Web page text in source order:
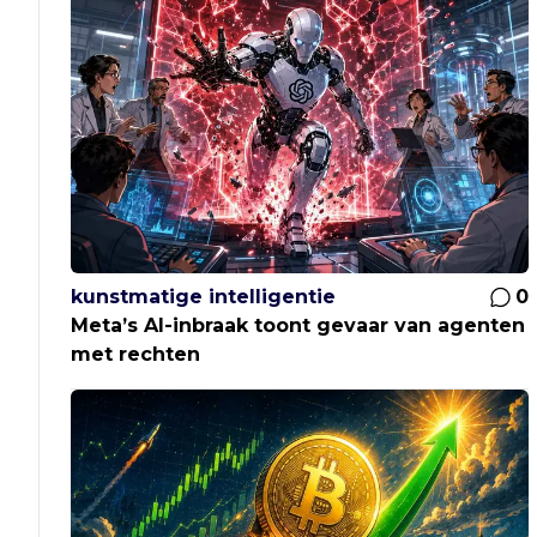
kunstmatige intelligentie
0
Meta’s AI-inbraak toont gevaar van agenten
met rechten